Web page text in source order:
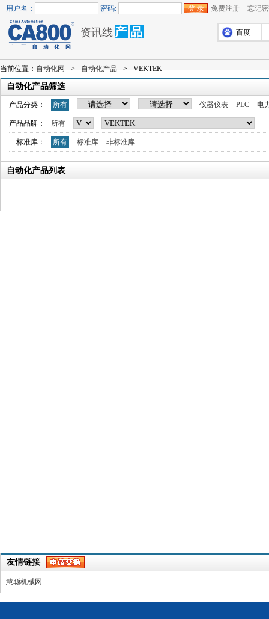
用户名： 密码: 免费注册 忘记
资讯线 产 品 百度
当前位置： 自动化网 > 自动化产品 > VEKTEK
自动化产品筛选
产品分类： 所有 仪器仪表 PLC 电
产品品牌： 所有
标准库： 所有 标准库 非标准库
自动化产品列表
友情链接
慧聪机械网